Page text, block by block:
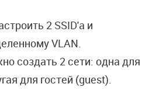
2 SSID'a и
VLAN.
создать 2 сети: одна для
для гостей (guest).